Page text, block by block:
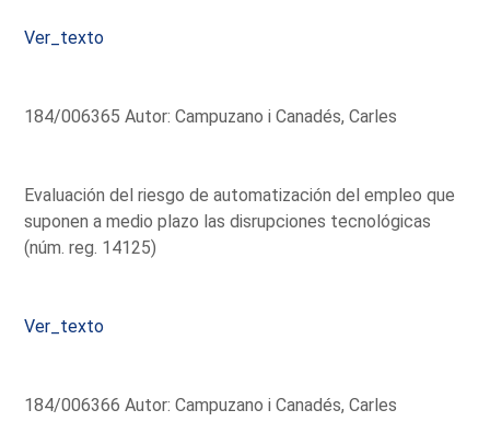
Ver_texto
184/006365 Autor: Campuzano i Canadés, Carles
Evaluación del riesgo de automatización del empleo que
suponen a medio plazo las disrupciones tecnológicas
(núm. reg. 14125)
Ver_texto
184/006366 Autor: Campuzano i Canadés, Carles